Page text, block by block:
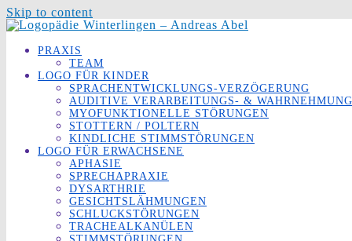
Skip to content
PRAXIS
TEAM
LOGO FÜR KINDER
SPRACHENTWICKLUNGS-VERZÖGERUNG
AUDITIVE VERARBEITUNGS- &
MYOFUNKTIONELLE STÖRUNGEN
STOTTERN / POLTERN
KINDLICHE STIMMSTÖRUNGEN
LOGO FÜR ERWACHSENE
APHASIE
SPRECHAPRAXIE
DYSARTHRIE
GESICHTSLÄHMUNGEN
SCHLUCKSTÖRUNGEN
TRACHEALKANÜLEN